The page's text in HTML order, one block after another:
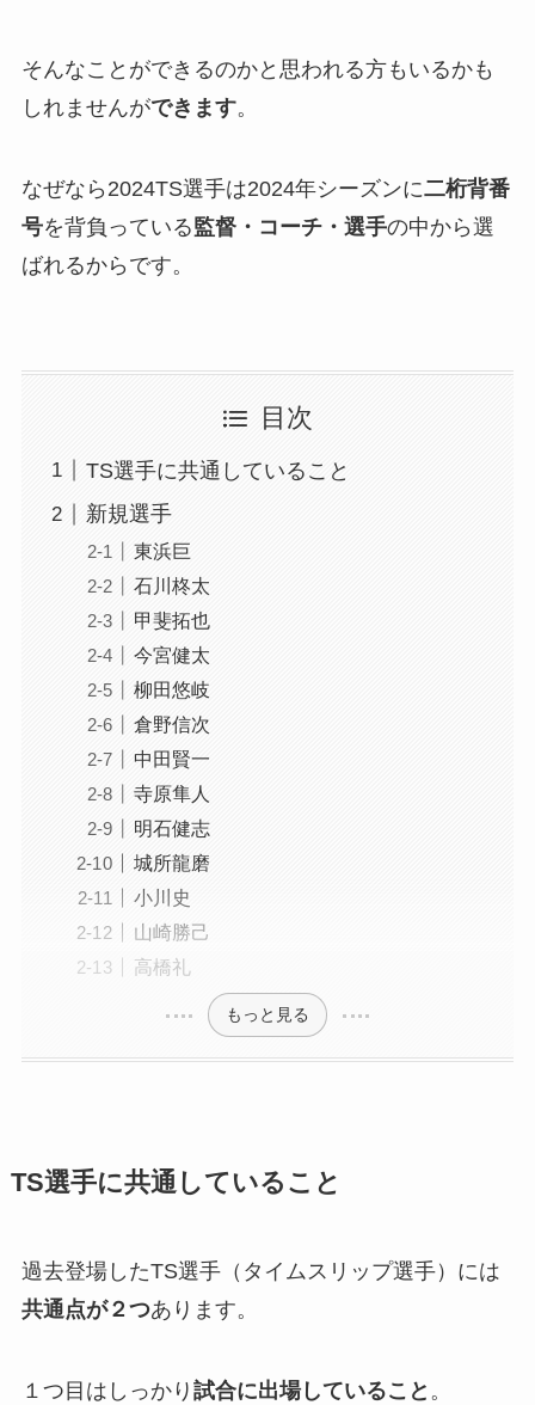
そんなことができるのかと思われる方もいるかも
しれませんができます。
なぜなら2024TS選手は2024年シーズンに二桁背番
号を背負っている監督・コーチ・選手の中から選
ばれるからです。
目次
TS選手に共通していること
新規選手
東浜巨
石川柊太
甲斐拓也
今宮健太
柳田悠岐
倉野信次
中田賢一
寺原隼人
明石健志
城所龍磨
小川史
山崎勝己
高橋礼
もっと見る
TS選手に共通していること
過去登場したTS選手（タイムスリップ選手）には
共通点が２ つあります。
１つ目はしっかり 試合に出場していること 。